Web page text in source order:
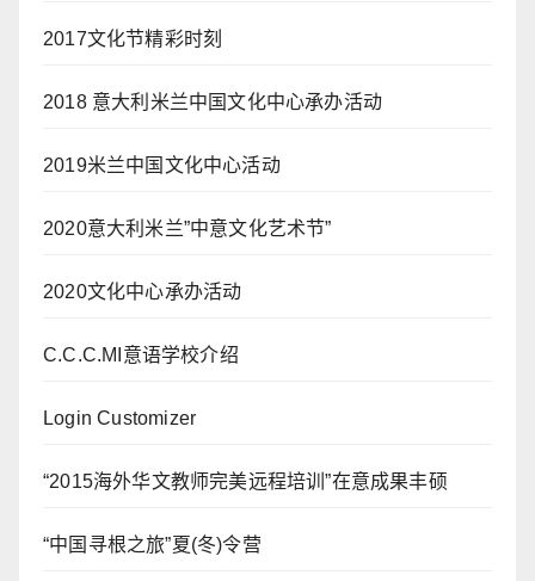
2017文化节精彩时刻
2018 意大利米兰中国文化中心承办活动
2019米兰中国文化中心活动
2020意大利米兰”中意文化艺术节”
2020文化中心承办活动
C.C.C.MI意语学校介绍
Login Customizer
“2015海外华文教师完美远程培训”在意成果丰硕
“中国寻根之旅”夏(冬)令营